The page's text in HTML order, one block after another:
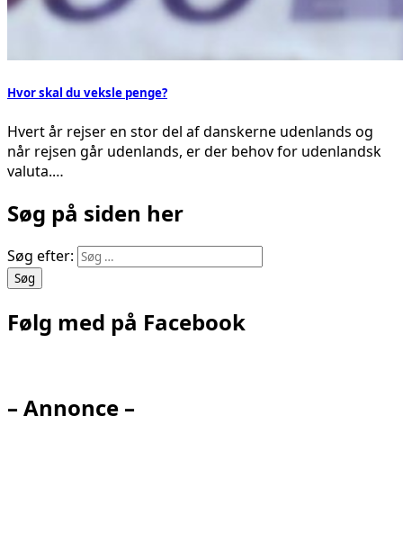
Hvor skal du veksle penge?
Hvert år rejser en stor del af danskerne udenlands og
når rejsen går udenlands, er der behov for udenlandsk
valuta.…
Søg på siden her
Søg efter:
Følg med på Facebook
– Annonce –